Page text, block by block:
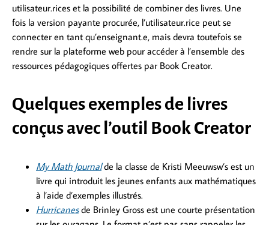
utilisateur.rices et la possibilité de combiner des livres. Une
fois la version payante procurée, l’utilisateur.rice peut se
connecter en tant qu’enseignant.e, mais devra toutefois se
rendre sur la plateforme web pour accéder à l’ensemble des
ressources pédagogiques offertes par Book Creator.
Quelques exemples de livres
conçus avec l’outil Book Creator
My Math Journalde la classe de Kristi Meeuwsw’s est un
livre qui introduit les jeunes enfants aux mathématiques
à l’aide d’exemples illustrés.
Hurricanes de Brinley Gross est une courte présentation